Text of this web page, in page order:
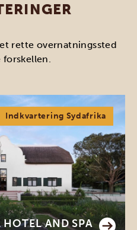
rette overnatningssted
forskellen.
Indkvartering Sydafrika
AND SPA